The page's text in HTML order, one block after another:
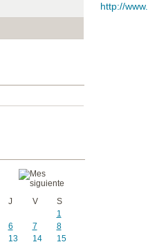
J V
S
1
6 7
8
13 14 15
http://